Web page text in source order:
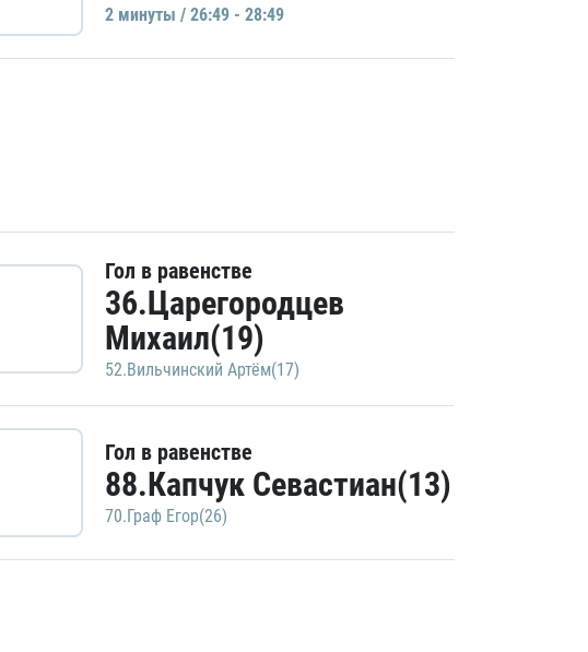
2 минуты / 26:49 - 28:49
Гол в равенстве
36.Царегородцев
Михаил(19)
52.Вильчинский Артём(17)
Гол в равенстве
88.Капчук Севастиан(13)
70.Граф Егор(26)